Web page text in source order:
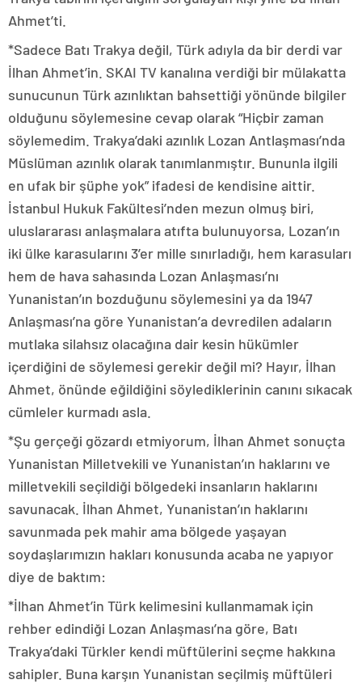
Ahmet’ti.
*Sadece Batı Trakya değil, Türk adıyla da bir derdi var
İlhan Ahmet’in. SKAI TV kanalına verdiği bir mülakatta
sunucunun Türk azınlıktan bahsettiği yönünde bilgiler
olduğunu söylemesine cevap olarak “Hiçbir zaman
söylemedim. Trakya’daki azınlık Lozan Antlaşması’nda
Müslüman azınlık olarak tanımlanmıştır. Bununla ilgili
en ufak bir şüphe yok” ifadesi de kendisine aittir.
İstanbul Hukuk Fakültesi’nden mezun olmuş biri,
uluslararası anlaşmalara atıfta bulunuyorsa, Lozan’ın
iki ülke karasularını 3’er mille sınırladığı, hem karasuları
hem de hava sahasında Lozan Anlaşması’nı
Yunanistan’ın bozduğunu söylemesini ya da 1947
Anlaşması’na göre Yunanistan’a devredilen adaların
mutlaka silahsız olacağına dair kesin hükümler
içerdiğini de söylemesi gerekir değil mi? Hayır, İlhan
Ahmet, önünde eğildiğini söylediklerinin canını sıkacak
cümleler kurmadı asla.
*Şu gerçeği gözardı etmiyorum, İlhan Ahmet sonuçta
Yunanistan Milletvekili ve Yunanistan’ın haklarını ve
milletvekili seçildiği bölgedeki insanların haklarını
savunacak. İlhan Ahmet, Yunanistan’ın haklarını
savunmada pek mahir ama bölgede yaşayan
soydaşlarımızın hakları konusunda acaba ne yapıyor
diye de baktım:
*İlhan Ahmet’in Türk kelimesini kullanmamak için
rehber edindiği Lozan Anlaşması’na göre, Batı
Trakya’daki Türkler kendi müftülerini seçme hakkına
sahipler. Buna karşın Yunanistan seçilmiş müftüleri